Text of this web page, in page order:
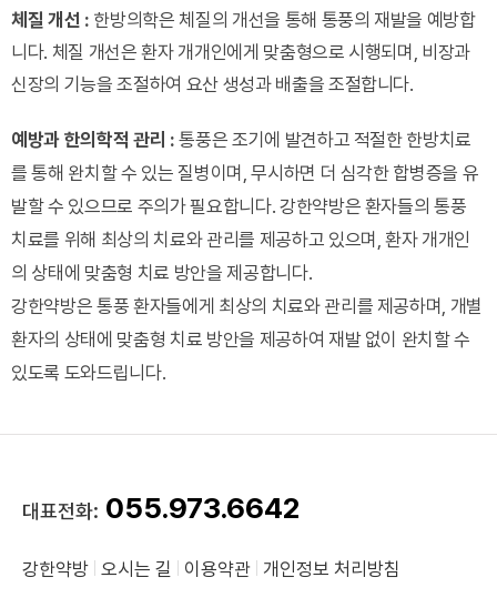
체질 개선 : 한방의학은 체질의 개선을 통해 통풍의 재발을 예방합
니다. 체질 개선은 환자 개개인에게 맞춤형으로 시행되며, 비장과
신장의 기능을 조절하여 요산 생성과 배출을 조절합니다.
예방과 한의학적 관리 :통풍은 조기에 발견하고 적절한 한방치료
를 통해 완치할 수 있는 질병이며, 무시하면 더 심각한 합병증을 유
발할 수 있으므로 주의가 필요합니다. 강한약방은 환자들의 통풍
치료를 위해 최상의 치료와 관리를 제공하고 있으며, 환자 개개인
의 상태에 맞춤형 치료 방안을 제공합니다.
강한약방은 통풍 환자들에게 최상의 치료와 관리를 제공하며, 개별
환자의 상태에 맞춤형 치료 방안을 제공하여 재발 없이 완치할 수
있도록 도와드립니다.
대표전화: 055.973.6642
강한약방 오시는 길 이용약관 개인정보 처리방침